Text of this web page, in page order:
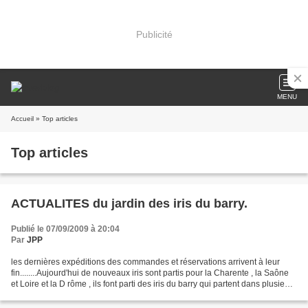
Publicité
MENU
Accueil » Top articles
Top articles
ACTUALITES du jardin des iris du barry.
Publié le 07/09/2009 à 20:04
Par JPP
les dernières expéditions des commandes et réservations arrivent à leur
fin........Aujourd'hui de nouveaux iris sont partis pour la Charente , la Saône
et Loire et la D rôme , ils font parti des iris du barry qui partent dans plusieurs